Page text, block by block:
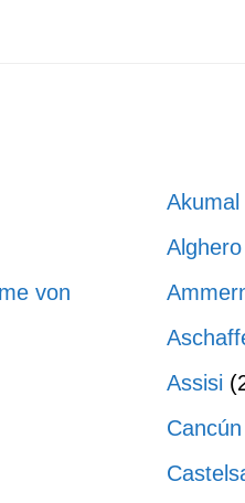
von
Akumal
Alghero
Assisi
Cancún